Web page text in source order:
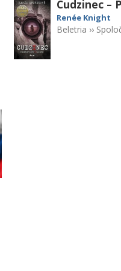
Cudzinec –
Renée Knight
Beletria ››